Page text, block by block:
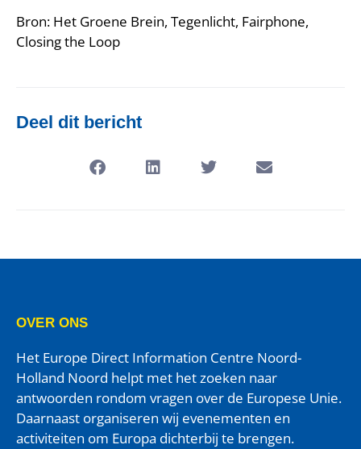
Bron: Het Groene Brein, Tegenlicht, Fairphone,
Closing the Loop
Deel dit bericht
OVER ONS
Het Europe Direct Information Centre Noord-
Holland Noord helpt met het zoeken naar
antwoorden rondom vragen over de Europese Unie.
Daarnaast organiseren wij evenementen en
activiteiten om Europa dichterbij te brengen.